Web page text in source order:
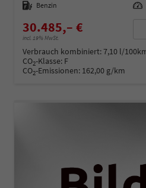
Kraftstoff Benzin Leistung
30.485,– €
incl. 19% MwSt.
Verbrauch kombiniert:7,10 l/
CO2-Klasse: F
CO2-Emissionen: 162,00 g/km